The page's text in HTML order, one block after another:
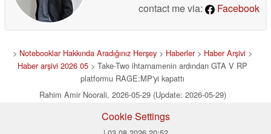
contact me via:
Facebook
> Notebooklar Hakkında Aradığınız Herşey > Haberler> Haber Arşivi >
Haber arşivi 2026 05 > Take-Two ihtarnamenin ardından GTA V RP
platformu RAGE:MP'yi kapattı
Rahim Amir Noorali, 2026-05-29 (Update: 2026-05-29)
Cookie Settings